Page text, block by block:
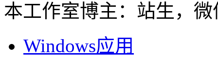
本工作室博主：站生，微
Windows应用